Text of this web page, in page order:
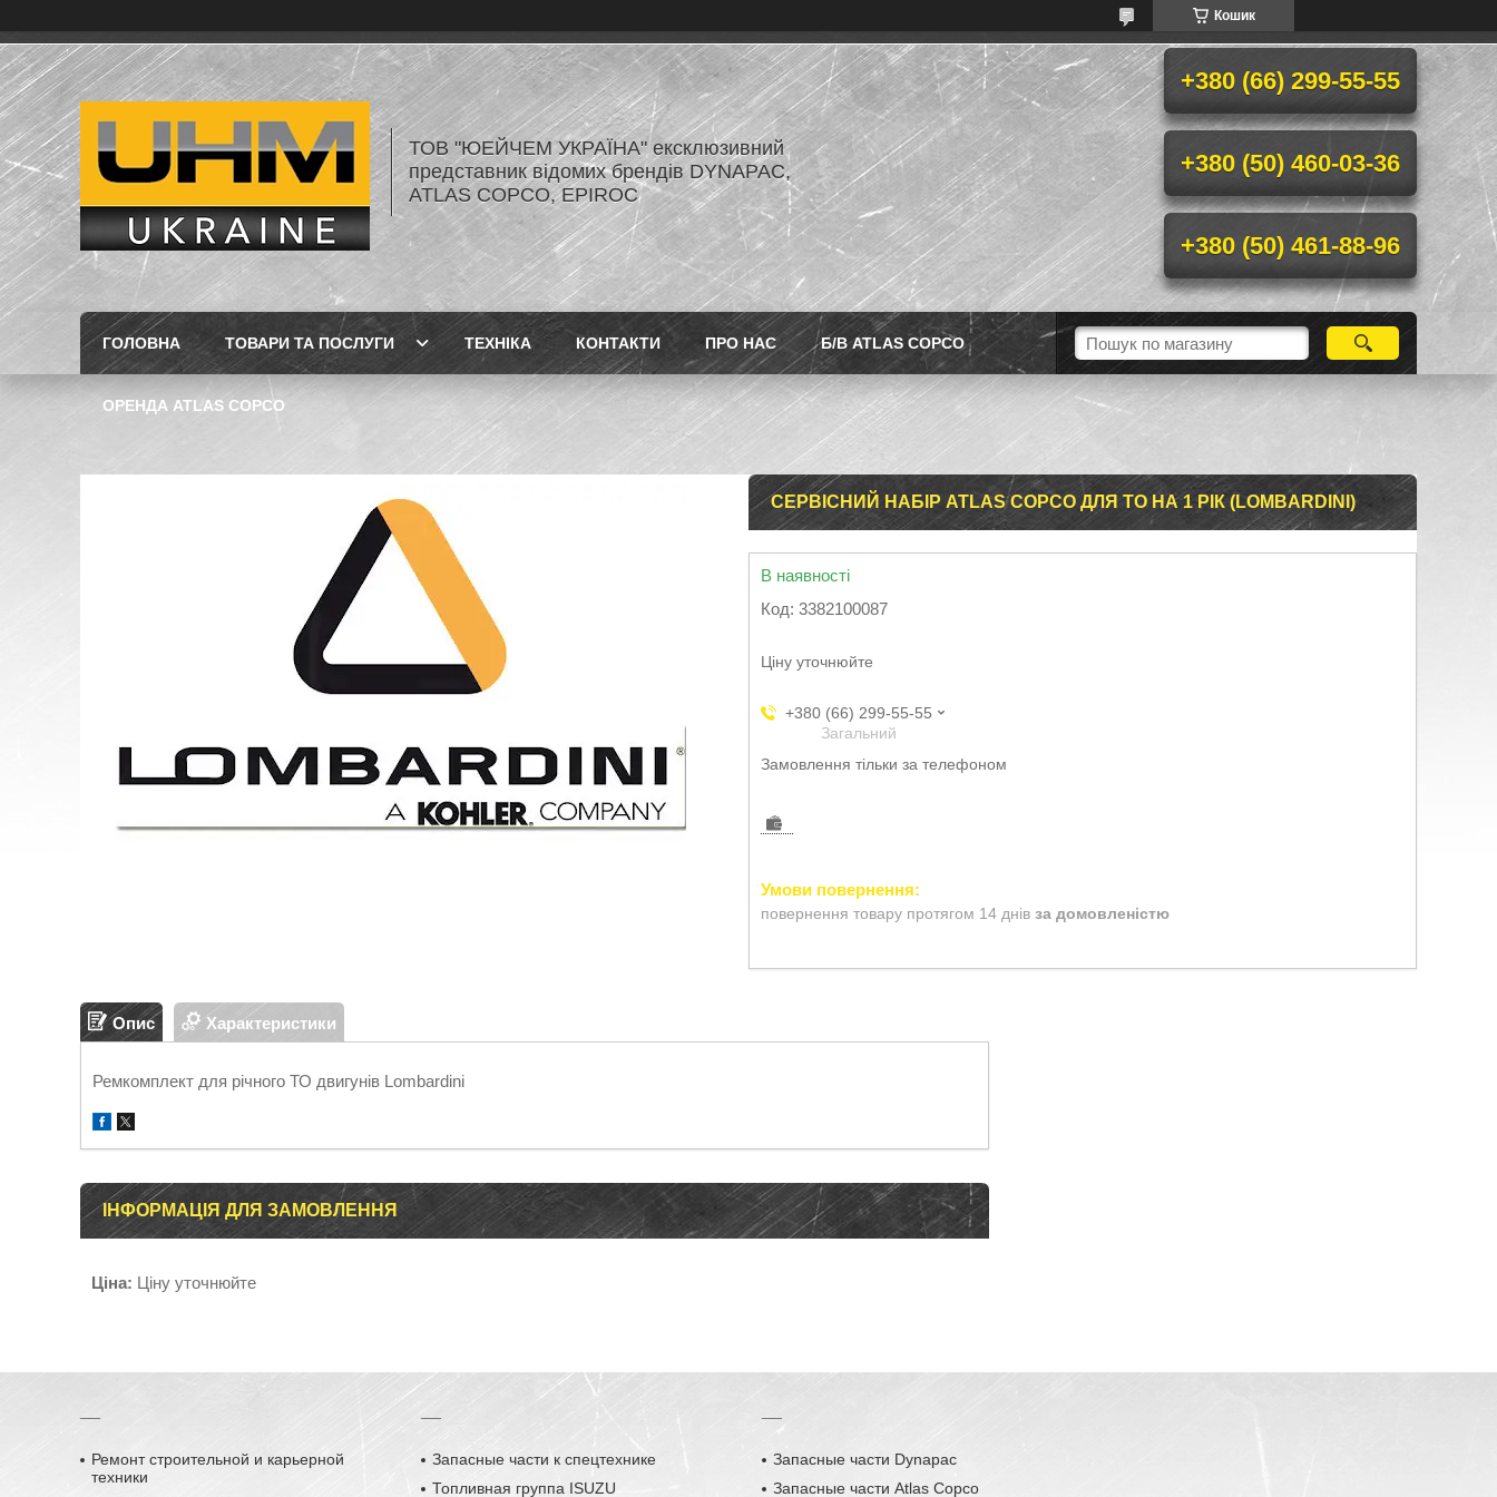
Кошик
ТОВ "ЮЕЙЧЕМ УКРАЇНА" ексклюзивний
представник відомих брендів DYNAPAC,
ATLAS COPCO, EPIROC
+380 (66) 299-55-55
+380 (50) 460-03-36
+380 (50) 461-88-96
ГОЛОВНА ТОВАРИ ТА ПОСЛУГИ ТЕХНІКА КОНТАКТИ ПРО НАС Б/В ATLAS COPCO
ОРЕНДА ATLAS COPCO
СЕРВІСНИЙ НАБІР ATLAS COPCO ДЛЯ ТО НА 1 РІК (LOMBARDINI)
В наявності
Код: 3382100087
Ціну уточнюйте
+380 (66) 299-55-55
Загальний
Замовлення тільки за телефоном
повернення товару протягом 14 днів за домовленістю
Опис Характеристики
Ремкомплект для річного ТО двигунів Lombardini
ІНФОРМАЦІЯ ДЛЯ ЗАМОВЛЕННЯ
Ціна: Ціну уточнюйте
Ремонт строительной и карьерной
техники
Запасные части к спецтехнике
Топливная группа ISUZU
Запасные части Dynapac
Запасные части Atlas Copco